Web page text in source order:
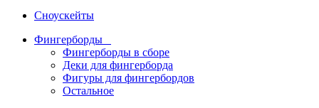
Сноускейты
Фингерборды
Фингерборды в сборе
Деки для фингерборда
Фигуры для фингербордов
Остальное